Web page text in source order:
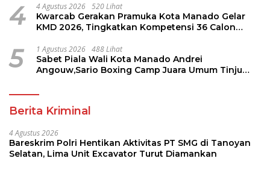
4 4 Agustus 2026 520 Lihat
Kwarcab Gerakan Pramuka Kota Manado Gelar
KMD 2026, Tingkatkan Kompetensi 36 Calon
5 1 Agustus 2026 488 Lihat
Sabet Piala Wali Kota Manado Andrei
Angouw,Sario Boxing Camp Juara Umum Tinju
Berita Kriminal
4 Agustus 2026
Bareskrim Polri Hentikan Aktivitas PT SMG di Tanoyan
Selatan, Lima Unit Excavator Turut Diamankan